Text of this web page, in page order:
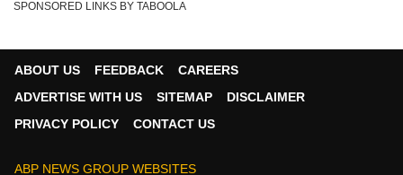
SPONSORED LINKS BY TABOOLA
ABOUT US FEEDBACK
CAREERS
ADVERTISE WITH US
SITEMAP
DISCLAIMER
PRIVACY POLICY
CONTACT US
ABP NEWS GROUP WEBSITES